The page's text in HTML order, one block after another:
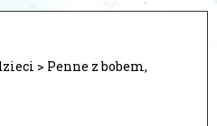
> Penne z bobem,